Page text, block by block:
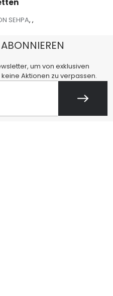
SEHPA, ,
um von exklusiven
Aktionen zu verpassen.